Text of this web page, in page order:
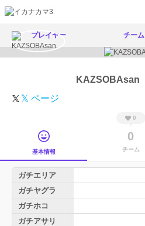
プレイヤー チーム
KAZSOBAsan
𝕏 ページ
基本情報
0
0
チーム
ガチエリア
ガチヤグラ
ガチホコ
ガチアサリ